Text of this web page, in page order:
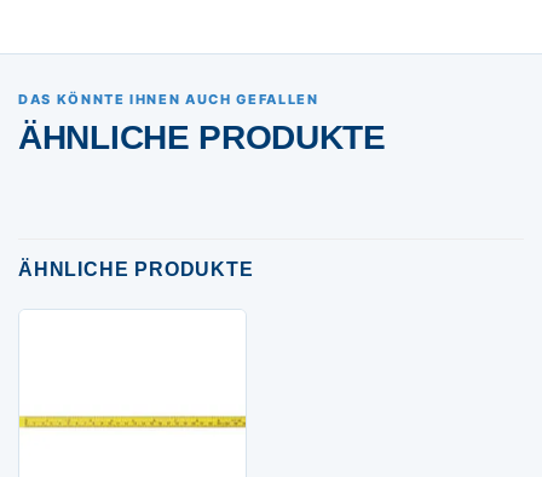
DAS KÖNNTE IHNEN AUCH GEFALLEN
ÄHNLICHE PRODUKTE
ÄHNLICHE PRODUKTE